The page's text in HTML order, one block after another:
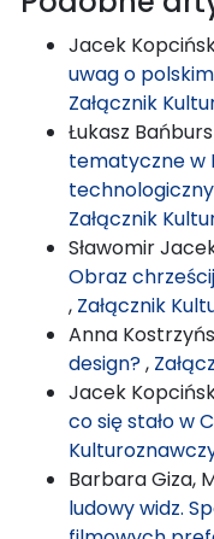
Jacek
uwag o
Załącznik
Łukasz
tematyczne w
Załącznik
Sławomir
Obraz
, Załącznik
Anna
design?,
Jacek
co się stało w
Barbara Giza,
ludowy widz.